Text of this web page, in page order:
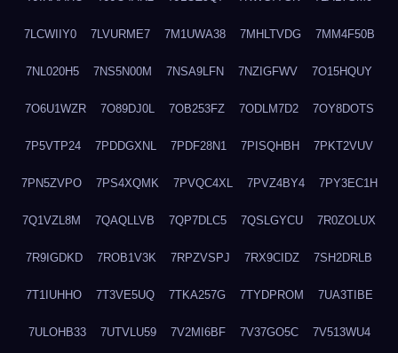
7LCWIIY0 7LVURME7 7M1UWA38 7MHLTVDG 7MM4F50B
7NL020H5 7NS5N00M 7NSA9LFN 7NZIGFWV 7O15HQUY
7O6U1WZR 7O89DJ0L 7OB253FZ 7ODLM7D2 7OY8DOTS
7P5VTP24 7PDDGXNL 7PDF28N1 7PISQHBH 7PKT2VUV
7PN5ZVPO 7PS4XQMK 7PVQC4XL 7PVZ4BY4 7PY3EC1H
7Q1VZL8M 7QAQLLVB 7QP7DLC5 7QSLGYCU 7R0ZOLUX
7R9IGDKD 7ROB1V3K 7RPZVSPJ 7RX9CIDZ 7SH2DRLB
7T1IUHHO 7T3VE5UQ 7TKA257G 7TYDPROM 7UA3TIBE
7ULOHB33 7UTVLU59 7V2MI6BF 7V37GO5C 7V513WU4